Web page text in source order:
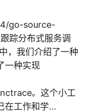
go-source-
踪分布式服务调
，我们介绍了一种
一种实现
。这个小工
在工作和学...